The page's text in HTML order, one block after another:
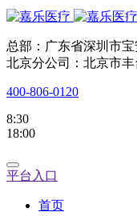
总部：广东省深圳市
北京分公司：北京市
400-806-0120
8:30
18:00
平台入口
首页